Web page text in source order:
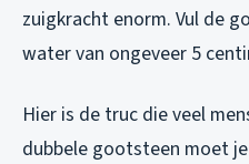
zuigkracht enorm. Vul de
water van ongeveer 5
Hier is de truc die veel
dubbele gootsteen moet